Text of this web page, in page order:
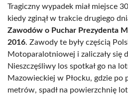
Tragiczny wypadek miał miejsce
kiedy zginął w trakcie drugiego
Zawodów o Puchar Prezydenta
2016. Zawody te były częścią
Motoparalotniowej i zaliczały się
Nieszczęśliwy los spotkał go na
Mazowieckiej w Płocku, gdzie po
metrów, spadł na powierzchnię